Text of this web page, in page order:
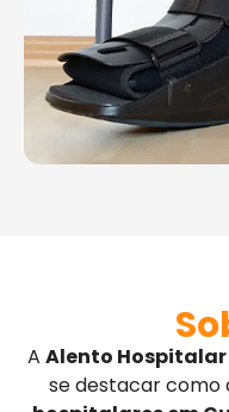
A Alento Hospitalar
se destacar como